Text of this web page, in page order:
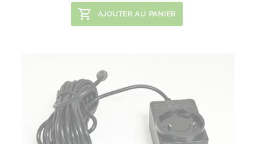
AJOUTER AU PANIER